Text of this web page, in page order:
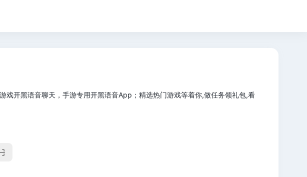
戏开黑语音聊天，手游专用开黑语音App；精选热门游戏等着你,做任务领礼包,看